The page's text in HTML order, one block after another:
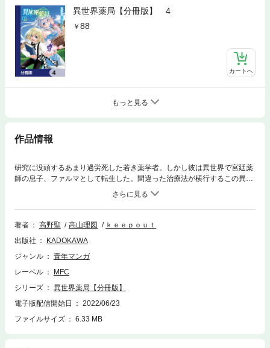
異世界薬局【分冊版】 4
88
カートへ
もっと見る
作品情報
研究に没頭するあまり過労死した若き薬学者。しかし彼は異世界で宮廷薬
師の息子、ファルマとして転生した。間違った治療法が横行するこの異世
界で彼は現代薬学と手に入れたチート能力であらゆる疾病に立ち向かう。
著者 高野聖 高山理図
ｋｅｅｐｏｕｔ
出版社
KADOKAWA
ジャンル
青年マンガ
レーベル
MFC
シリーズ
異世界薬局【分冊版】
電子版配信開始日
2022/06/23
ファイルサイズ
6.33 MB